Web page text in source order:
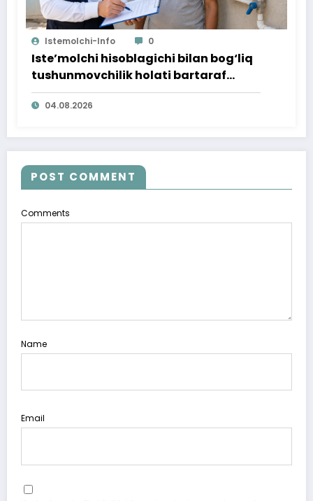
Istemolchi-Info 0
Iste’molchi hisoblagichi bilan bog‘liq
tushunmovchilik holati bartaraf
qilindi
04.08.2026
POST COMMENT
Comments
Name
Email